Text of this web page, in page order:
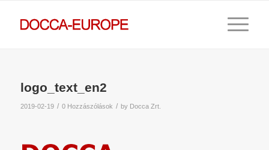
logo_text_en2
2019-02-19 / 0 Hozzászólások / by Docca Zrt.